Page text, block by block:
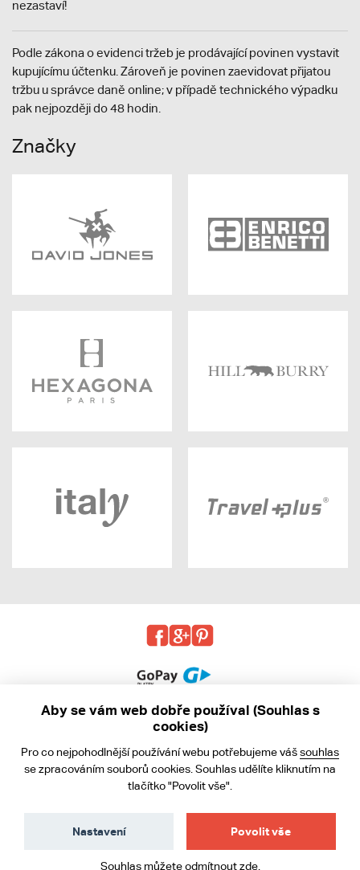
nezastaví!
Podle zákona o evidenci tržeb je prodávající povinen vystavit
kupujícímu účtenku. Zároveň je povinen zaevidovat přijatou
tržbu u správce daně online; v případě technického výpadku
pak nejpozději do 48 hodin.
Značky
Obchodní podmínky
Ochrana osobních údajů
Aby se vám web dobře používal (Souhlas s
cookies)
Pro co nejpohodlnější používání webu potřebujeme vášsouhlas
se zpracováním souborů cookies. Souhlas udělíte kliknutím na
tlačítko "Povolit vše".
Povolit vše
Nastavení
Souhlas můžete odmítnoutzde.